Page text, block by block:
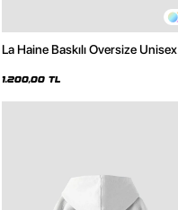
La Haine Baskılı Oversize Unisex
1.200,00 TL